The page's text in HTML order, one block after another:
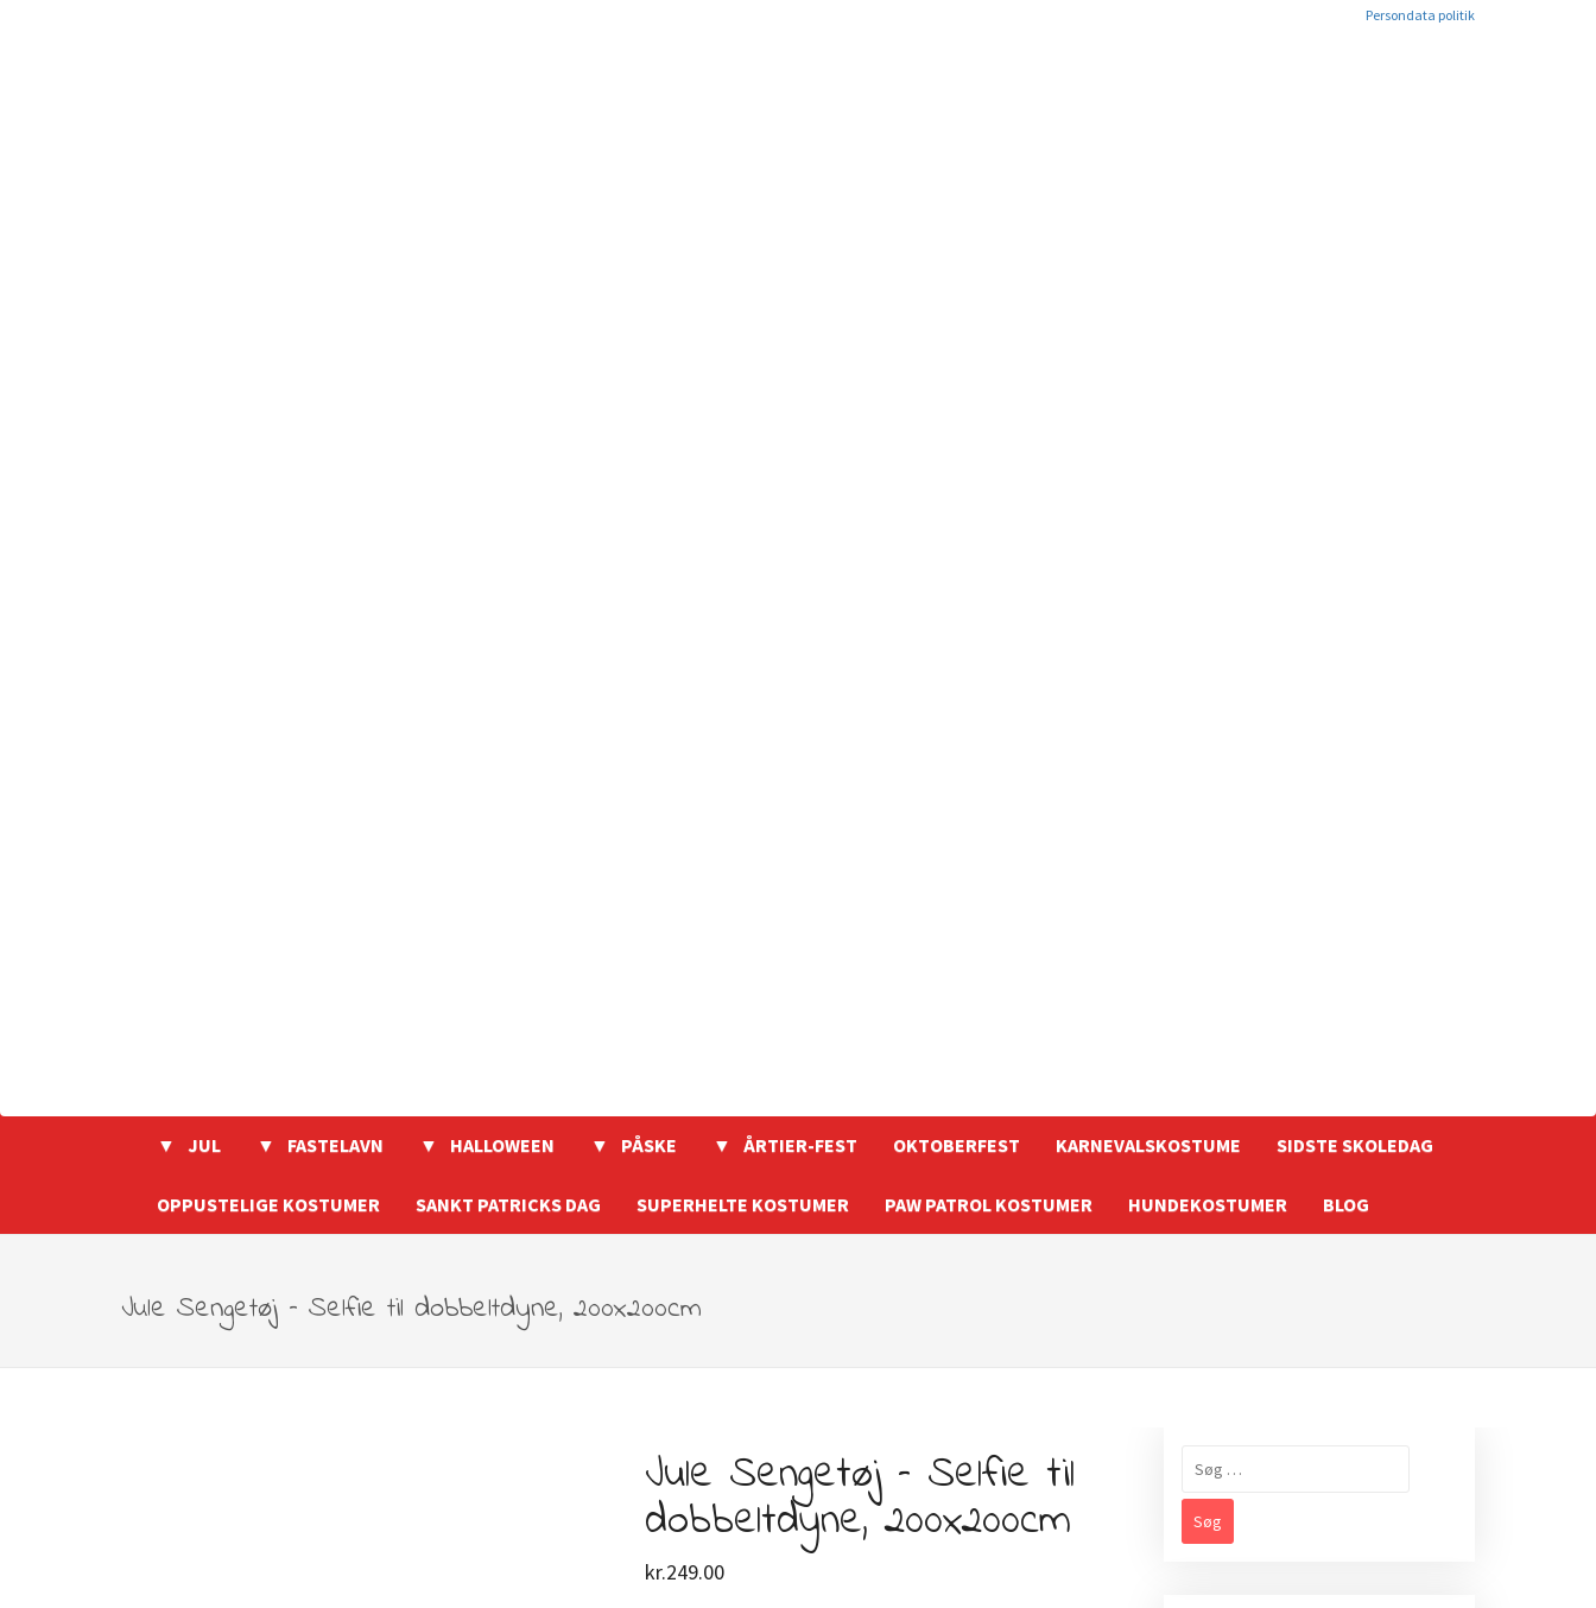
Persondata politik
JUL FASTELAVN HALLOWEEN PÅSKE ÅRTIER-FEST OKTOBERFEST KARNEVALSKOSTUME SIDSTE SKOLEDAG
OPPUSTELIGE KOSTUMER SANKT PATRICKS DAG SUPERHELTE KOSTUMER PAW PATROL KOSTUMER HUNDEKOSTUMER BLOG
Jule Sengetøj – Selfie til dobbeltdyne, 200x200cm
Jule Sengetøj – Selfie til
dobbeltdyne, 200x200cm
kr.249.00
efter: